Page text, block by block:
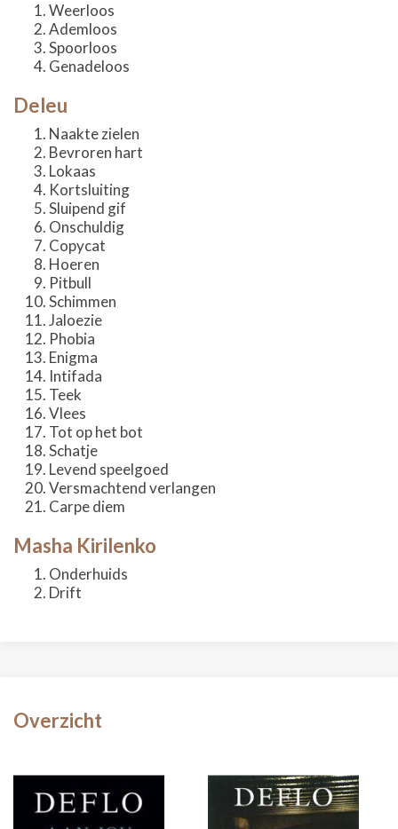
Weerloos
Ademloos
Spoorloos
Genadeloos
Deleu
Naakte zielen
Bevroren hart
Lokaas
Kortsluiting
Sluipend gif
Onschuldig
Copycat
Hoeren
Pitbull
Schimmen
Jaloezie
Phobia
Enigma
Intifada
Teek
Vlees
Tot op het bot
Schatje
Levend speelgoed
Versmachtend verlangen
Carpe diem
Masha Kirilenko
Onderhuids
Drift
Overzicht